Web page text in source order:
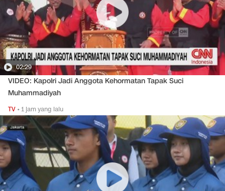
02:29
VIDEO: Kapolri Jadi Anggota Kehormatan Tapak Suci
Muhammadiyah
TV •1 jam yang lalu